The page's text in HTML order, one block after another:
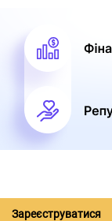
Зареєструватися